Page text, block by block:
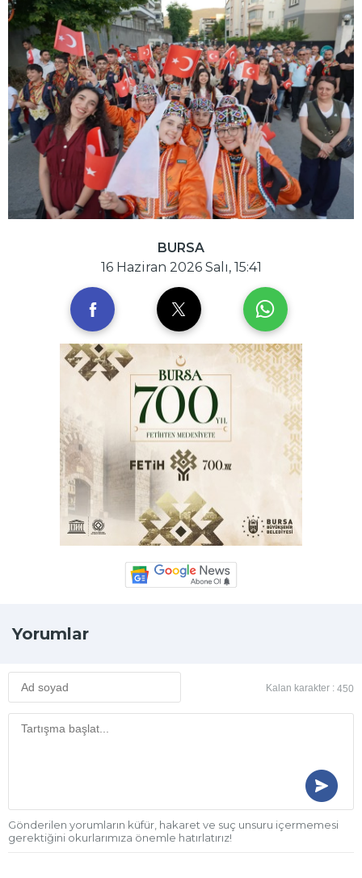
BURSA
16 Haziran 2026 Salı, 15:41
Yorumlar
Kalan karakter : 450
Gönderilen yorumların küfür, hakaret ve suç unsuru içermemesi
gerektiğini okurlarımıza önemle hatırlatırız!